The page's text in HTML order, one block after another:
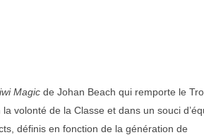
Magic de Johan Beach qui remporte le
volonté de la Classe et dans un souci
définis en fonction de la génération de